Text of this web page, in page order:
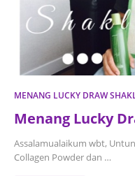
MENANG LUCKY DRAW
Menang Lucky
Assalamualaikum wbt,
Collagen Powder dan …